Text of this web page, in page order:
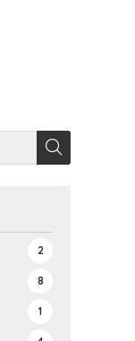
2
8
1